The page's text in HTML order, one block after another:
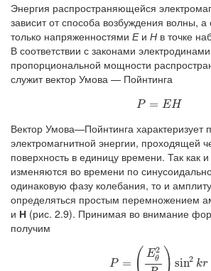
Энергия распространяющейся
зависит от способа возбуждения волны, а
только напряженностями Еи Н в точке
В соответствии с законами
пропорциональной мощности
служит вектор Умова — Пойнтинга
P = EH
(2.24) P=EH
Вектор Умова—Пойнтинга характеризует
электромагнитной энергии, проходящей
поверхность в единицу времени. Так как
изменяются во времени по
одинаковую фазу колебания, то и
определяться простым перемножением
и Н (рис. 2.9). Принимая во внимание
получим
P = ( E2
θ ) sin2 kr
P =(Eθ 2 sin